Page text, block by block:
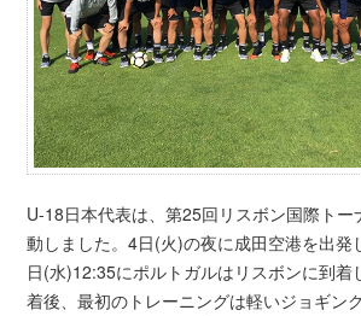
U-18日本代表は、第25回リスボン国際ト
動しました。4日(火)の夜に成田空港を出発
日(水)12:35にポルトガルはリスボンに到着
着後、最初のトレーニングは軽いジョギン